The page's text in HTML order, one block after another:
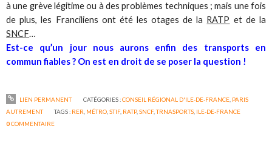
à une grève légitime ou à des problèmes techniques ; mais une fois
de plus, les Franciliens ont été les otages de la RATP et de la
SNCF…
Est-ce qu’un jour nous aurons enfin des transports en
commun fiables ? On est en droit de se poser la question !
LIEN PERMANENT CATÉGORIES :CONSEIL RÉGIONAL D'ILE-DE-FRANCE, PARIS
AUTREMENT
TAGS : RER MÉTRO ,STIF, RATP,SNCF,TRNASPORTS ILE-DE-FRANCE
0COMMENTAIRE